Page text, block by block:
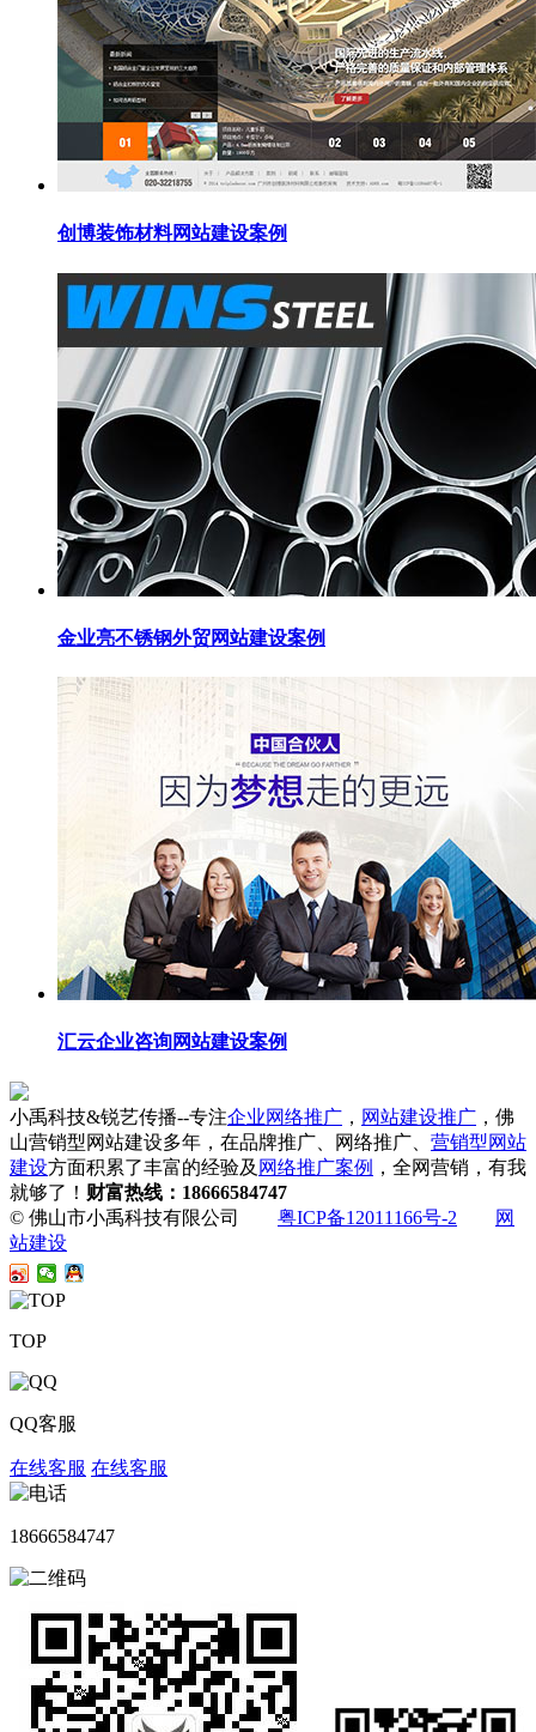
创博装饰材料网站建设案例
金业亮不锈钢外贸网站建设案例
汇云企业咨询网站建设案例
小禹科技&锐艺传播--专注企业网络推广 ， 网站建设推广 ，佛
山营销型网站建设多年，在品牌推广、网络推广、 营销型网站
建设方面积累了丰富的经验及 网络推广案例 ，全网营销，有我
就够了！ 财富热线：18666584747
© 佛山市小禹科技有限公司 粤ICP备12011166号-2
网
站建设
TOP
QQ客服
在线客服 在线客服
18666584747